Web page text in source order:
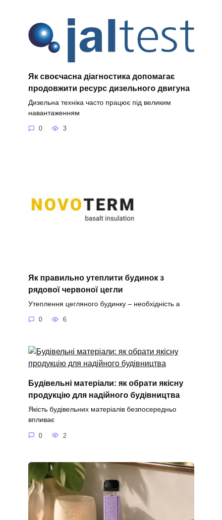
Як своєчасна діагностика допомагає
продовжити ресурс дизельного двигуна
Дизельна техніка часто працює під великим
навантаженням
0 3
Як правильно утеплити будинок з
рядової червоної цегли
Утеплення цегляного будинку – необхідність а
0 6
Будівельні матеріали: як обрати якісну
продукцію для надійного будівництва
Якість будівельних матеріалів безпосередньо
впливає
0 2